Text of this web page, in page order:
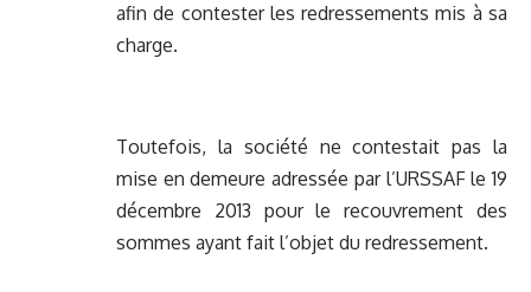
afin de contester les redressements mis à sa
charge.
Toutefois, la société ne contestait pas la
mise en demeure adressée par l’URSSAF le 19
décembre 2013 pour le recouvrement des
sommes ayant fait l’objet du redressement.